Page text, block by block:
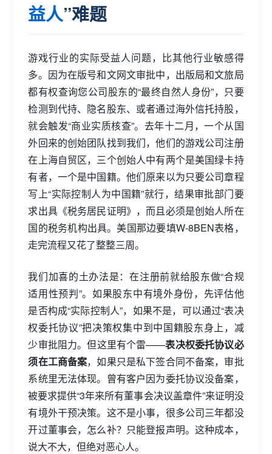
益人”难题
游戏行业的实际受益人问题，比其他行业敏感得
多。因为在版号和文网文审批中，出版局和文旅局
都有权查询您公司股东的“最终自然人身份”，只要
检测到代持、隐名股东、或者通过海外信托持股，
就会触发“商业实质核查”。去年十二月，一个从国
外回来的创始团队找到我们，他们的游戏公司注册
在上海自贸区，三个创始人中有两个是美国绿卡持
有者，一个是中国籍。他们原来以为只要公司章程
写上“实际控制人为中国籍”就行，结果审批部门要
求出具《税务居民证明》，而且必须是创始人所在
国的税务机构出具。美国那边要填W-8BEN表格，
走完流程又花了整整三周。
我们加喜的土办法是：在注册前就给股东做“合规
适用性预判”。如果股东中有境外身份，先评估他
是否构成“实际控制人”，如果不是，可以通过“表决
权委托协议”把决策权集中到中国籍股东身上，减
少审批阻力。但这里有个雷——表决权委托协议必
须在工商备案，如果只是私下签合同不备案，审批
系统里无法体现。曾有客户因为委托协议没备案，
被要求提供“3年来所有董事会决议盖章件”来证明没
有境外干预决策。这不是小事，很多公司三年都没
开过董事会，怎么补？只能登报声明。这种成本，
说大不大，但绝对恶心人。